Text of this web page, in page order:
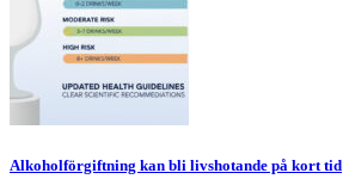
Alkoholförgiftning kan bli livshotande på kort tid